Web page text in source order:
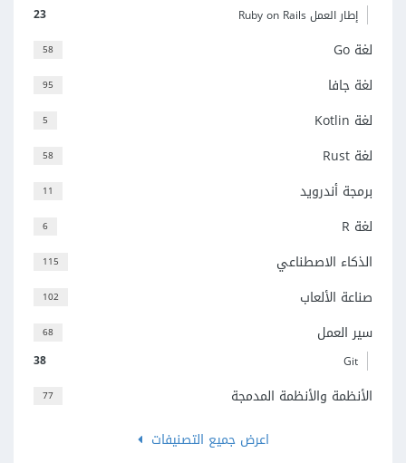
23 إطار العمل Ruby on Rails
58 لغة Go
95 لغة جافا
5 لغة Kotlin
58 لغة Rust
11 برمجة أندرويد
6 لغة R
115 الذكاء الاصطناعي
102 صناعة الألعاب
68 سير العمل
38 Git
77
الأنظمة والأنظمة المدمجة
اعرض جميع التصنيفات